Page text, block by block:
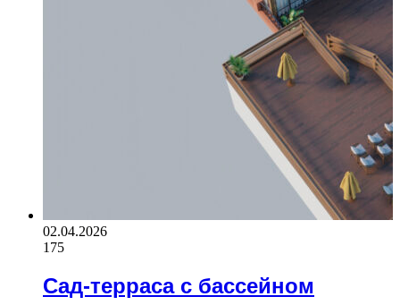
02.04.2026
175
Сад-терраса с бассейном